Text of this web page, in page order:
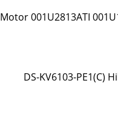
Motor 001U2813ATI
DS-KV6103-PE1(C)